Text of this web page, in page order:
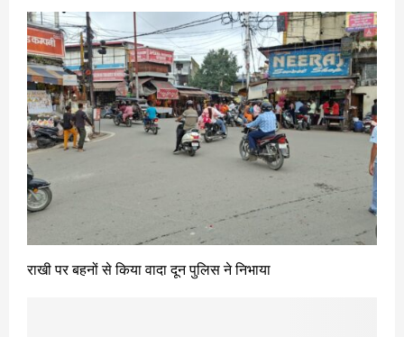
राखी पर बहनों से किया वादा दून पुलिस ने निभाया